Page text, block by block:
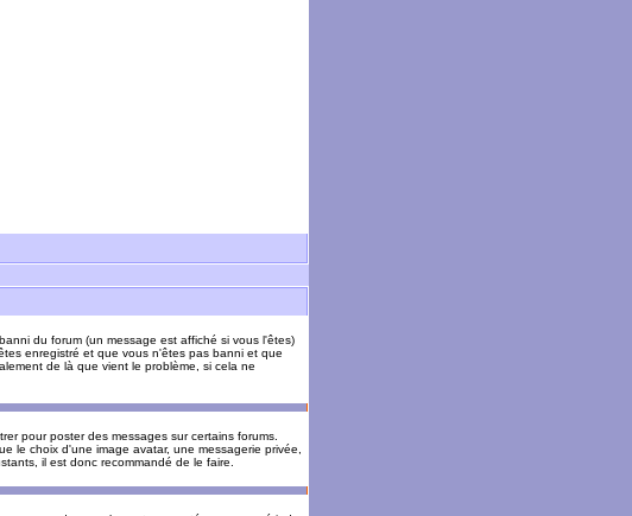
du forum (un message est affiché si vous l'êtes)
enregistré et que vous n'êtes pas banni et que
de là que vient le problème, si cela ne
pour poster des messages sur certains forums.
le choix d'une image avatar, une messagerie privée,
il est donc recommandé de le faire.